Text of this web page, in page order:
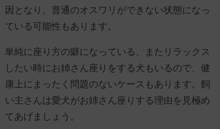
因となり、普通のオスワリができない状態になっ
ている可能性もあります。
単純に座り方の癖になっている、またリラックス
したい時にお姉さん座りをする犬もいるので、健
康上にまったく問題のないケースもあります。飼
い主さんは愛犬がお姉さん座りする理由を見極め
てあげましょう。